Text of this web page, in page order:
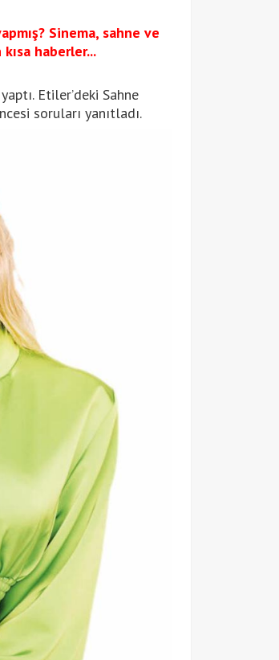
Sinema, sahne ve
haberler...
Etiler’deki Sahne
soruları yanıtladı.